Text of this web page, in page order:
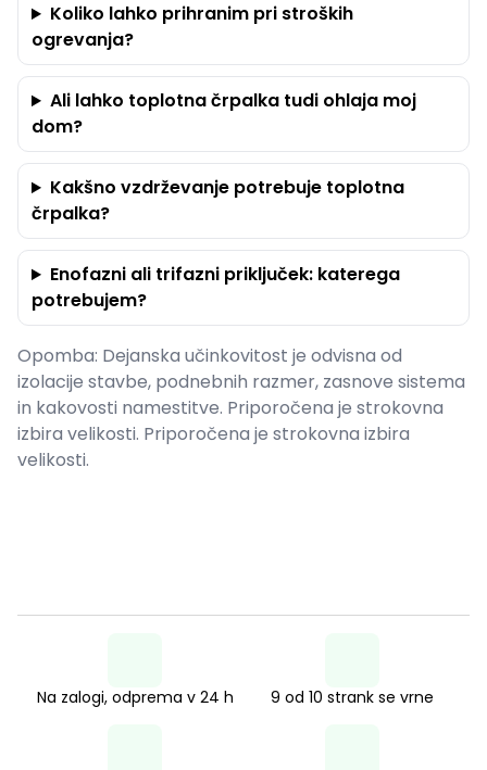
Koliko lahko prihranim pri stroških
ogrevanja?
Ali lahko toplotna črpalka tudi ohlaja moj
dom?
Kakšno vzdrževanje potrebuje toplotna
črpalka?
Enofazni ali trifazni priključek: katerega
potrebujem?
Opomba: Dejanska učinkovitost je odvisna od
izolacije stavbe, podnebnih razmer, zasnove sistema
in kakovosti namestitve. Priporočena je strokovna
izbira velikosti. Priporočena je strokovna izbira
velikosti.
Na zalogi, odprema v 24 h 9 od 10 strank se vrne